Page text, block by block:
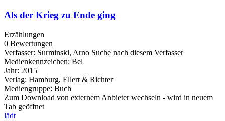
Als der Krieg zu Ende ging
Erzählungen
0 Bewertungen
Verfasser: Surminski, Arno Suche nach diesem Verfasser
Medienkennzeichen: Bel
Jahr: 2015
Verlag: Hamburg, Ellert & Richter
Mediengruppe: Buch
Zum Download von externem Anbieter wechseln - wird in neuem
Tab geöffnet
lädt